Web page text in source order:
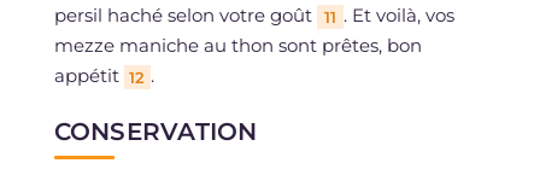
persil haché selon votre goût
11 . Et voilà, vos
mezze maniche au thon sont prêtes, bon
appétit 12 .
CONSERVATION